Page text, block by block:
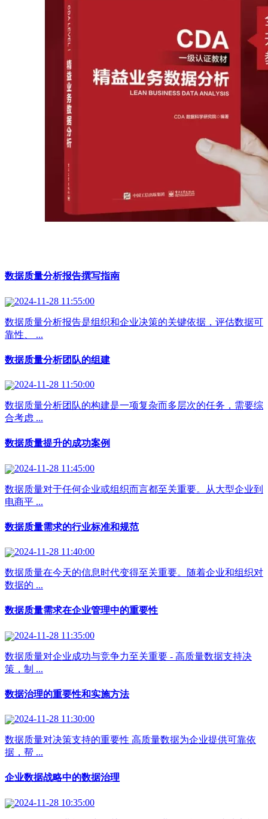
数据质量分析报告撰写指南
2024-11-28 11:55:00
数据质量分析报告是组织和企业决策的关键依据，评估数据可
靠性、 ...
数据质量分析团队的组建
2024-11-28 11:50:00
数据质量分析团队的构建是一项复杂而多层次的任务，需要综
合考虑 ...
数据质量提升的成功案例
2024-11-28 11:45:00
数据质量对于任何企业或组织而言都至关重要。从大型企业到
电商平 ...
数据质量需求的行业标准和规范
2024-11-28 11:40:00
数据质量在今天的信息时代变得至关重要。随着企业和组织对
数据的 ...
数据质量需求在企业管理中的重要性
2024-11-28 11:35:00
数据质量对企业成功与竞争力至关重要 - 高质量数据支持决
策，制 ...
数据治理的重要性和实施方法
2024-11-28 11:30:00
数据质量对决策支持的重要性 高质量数据为企业提供可靠依
据，帮 ...
企业数据战略中的数据治理
2024-11-28 10:35:00